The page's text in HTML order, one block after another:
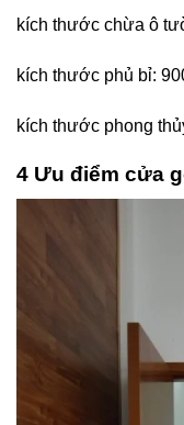
kích thước chừa ô
kích thước phủ bỉ:
kích thước phong
4 Ưu điểm cửa